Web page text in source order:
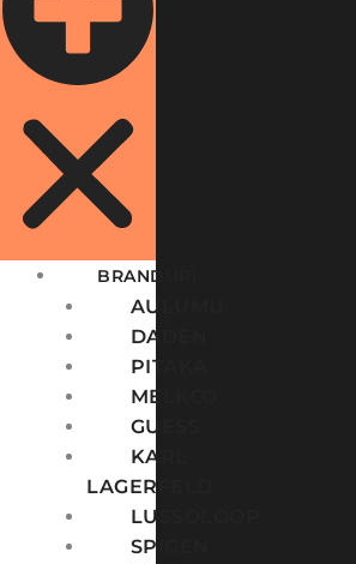
BRANDURI
AULUMU
DADEN
PITAKA
MELKCO
GUESS
KARL
LAGERFELD
LUSSOLOOP
SPIGEN